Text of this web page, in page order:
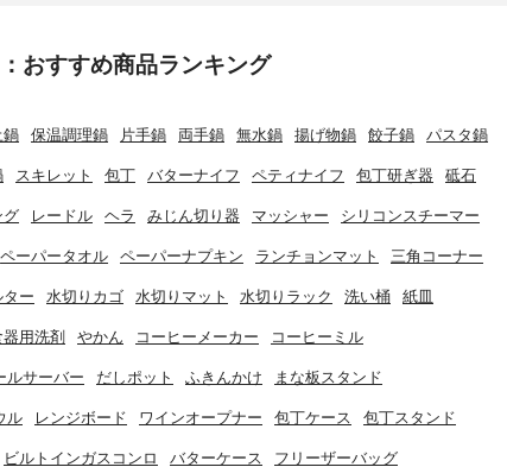
おすすめ商品ランキング
鍋 保温調理鍋 片手鍋 両手鍋 無水鍋 揚げ物鍋 餃子鍋 パスタ鍋
スキレット 包丁 バターナイフ ペティナイフ 包丁研ぎ器 砥石
グ レードル ヘラ みじん切り器 マッシャー シリコンスチーマー
ペーパータオル ペーパーナプキン ランチョンマット 三角コーナー
ー 水切りカゴ 水切りマット 水切りラック 洗い桶 紙皿
器用洗剤 やかん コーヒーメーカー コーヒーミル
ルサーバー だしポット ふきんかけ まな板スタンド
ル レンジボード ワインオープナー 包丁ケース 包丁スタンド
ビルトインガスコンロ バターケース フリーザーバッグ